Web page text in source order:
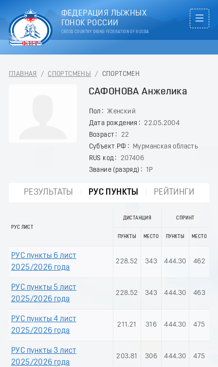
ФЕДЕРАЦИЯ ЛЫЖНЫХ
ГОНОК РОССИИ
CROSS COUNTRY SKIING FEDERATION OF RUSSIA
ГЛАВНАЯ / СПОРТСМЕНЫ / СПОРТСМЕН
САФОНОВА Анжелика
Пол
Женский
Дата рождения
22.05.2004
Возраст
22
Субъект РФ
Мурманская область
RUS код
207406
Звание (разряд)
1Р
РЕЗУЛЬТАТЫ РУС ПУНКТЫ РЕЙТИНГИ
РУС ЛИСТ
ДИСТАНЦИЯ СПРИНТ
ПУНКТЫ МЕСТО ПУНКТЫ МЕСТО
РУС пункты 6 лист
2025/2026 года
228.52 343 444.30 462
РУС пункты 5 лист
2025/2026 года
228.52 343 444.30 463
РУС пункты 4 лист
2025/2026 года
211.21 316 444.30 475
РУС пункты 3 лист
2025/2026 года
203.81 306 444.30 475